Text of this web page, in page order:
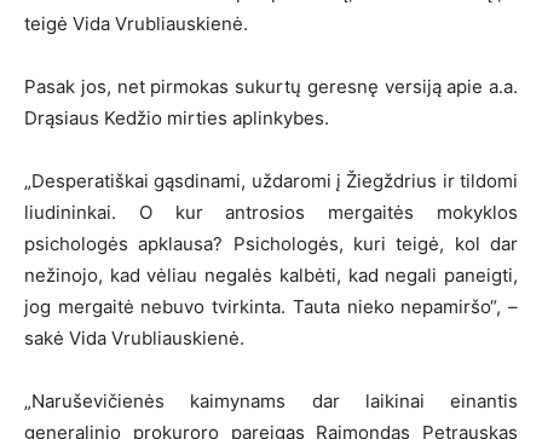
teigė Vida Vrubliauskienė.
Pasak jos, net pirmokas sukurtų geresnę versiją apie a.a.
Drąsiaus Kedžio mirties aplinkybes.
„Desperatiškai gąsdinami, uždaromi į Žiegždrius ir tildomi
liudininkai. O kur antrosios mergaitės mokyklos
psichologės apklausa? Psichologės, kuri teigė, kol dar
nežinojo, kad vėliau negalės kalbėti, kad negali paneigti,
jog mergaitė nebuvo tvirkinta. Tauta nieko nepamiršo“, –
sakė Vida Vrubliauskienė.
„Naruševičienės kaimynams dar laikinai einantis
generalinio prokuroro pareigas Raimondas Petrauskas